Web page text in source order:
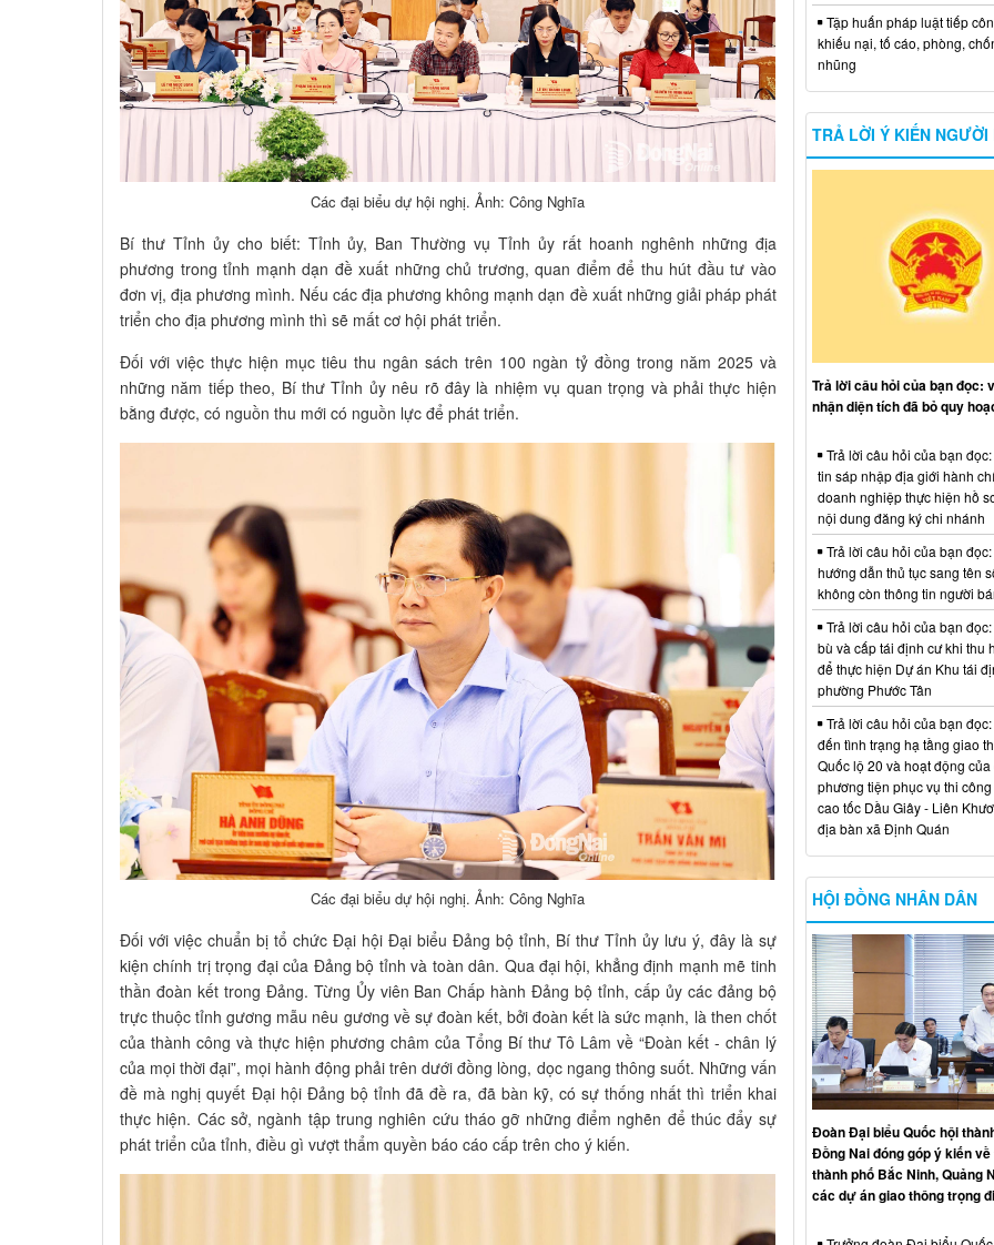
Các đại biểu dự hội nghị. Ảnh: Công Nghĩa
Bí thư Tỉnh ủy cho biết: Tỉnh ủy, Ban Thường vụ Tỉnh ủy rất hoanh nghênh những địa
phương trong tỉnh mạnh dạn đề xuất những chủ trương, quan điểm để thu hút đầu tư vào
đơn vị, địa phương mình. Nếu các địa phương không mạnh dạn đề xuất những giải pháp phát
triển cho địa phương mình thì sẽ mất cơ hội phát triển.
Đối với việc thực hiện mục tiêu thu ngân sách trên 100 ngàn tỷ đồng trong năm 2025 và
những năm tiếp theo, Bí thư Tỉnh ủy nêu rõ đây là nhiệm vụ quan trọng và phải thực hiện
bằng được, có nguồn thu mới có nguồn lực để phát triển.
Các đại biểu dự hội nghị. Ảnh: Công Nghĩa
Đối với việc chuẩn bị tổ chức Đại hội Đại biểu Đảng bộ tỉnh, Bí thư Tỉnh ủy lưu ý, đây là sự
kiện chính trị trọng đại của Đảng bộ tỉnh và toàn dân. Qua đại hội, khẳng định mạnh mẽ tinh
thần đoàn kết trong Đảng. Từng Ủy viên Ban Chấp hành Đảng bộ tỉnh, cấp ủy các đảng bộ
trực thuộc tỉnh gương mẫu nêu gương về sự đoàn kết, bởi đoàn kết là sức mạnh, là then chốt
của thành công và thực hiện phương châm của Tổng Bí thư Tô Lâm về “Đoàn kết - chân lý
của mọi thời đại”, mọi hành động phải trên dưới đồng lòng, dọc ngang thông suốt. Những vấn
đề mà nghị quyết Đại hội Đảng bộ tỉnh đã đề ra, đã bàn kỹ, có sự thống nhất thì triển khai
thực hiện. Các sở, ngành tập trung nghiên cứu tháo gỡ những điểm nghẽn để thúc đẩy sự
phát triển của tỉnh, điều gì vượt thẩm quyền báo cáo cấp trên cho ý kiến.
Tập huấn pháp luật tiếp
khiếu nại, tố cáo, phòng,
nhũng
TRẢ LỜI Ý KIẾN NGƯỜI
Trả lời câu hỏi của bạn đọc:
nhận diện tích đã bỏ quy
Trả lời câu hỏi của bạn
tin sáp nhập địa giới hành
doanh nghiệp thực hiện hồ
nội dung đăng ký chi nhánh
Trả lời câu hỏi của bạn
hướng dẫn thủ tục sang tên
không còn thông tin người
Trả lời câu hỏi của bạn
bù và cấp tái định cư khi thu
để thực hiện Dự án Khu tái
phường Phước Tân
Trả lời câu hỏi của bạn
đến tình trạng hạ tầng giao
Quốc lộ 20 và hoạt động của
phương tiện phục vụ thi
cao tốc Dầu Giây - Liên
địa bàn xã Định Quán
HỘI ĐỒNG NHÂN DÂN
Đoàn Đại biểu Quốc hội
Đồng Nai đóng góp ý kiến
thành phố Bắc Ninh, Quảng
các dự án giao thông trọng